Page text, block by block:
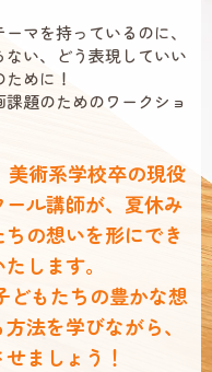
マを持っているのに、
い、どう表現していい
めに！
課題のためのワークショ
美術系学校卒の現役
ル講師が、 夏休み
の想いを形にでき
します。
どもたちの豊かな想
法を学びながら、
ましょう！